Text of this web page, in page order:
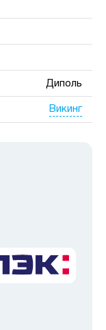
Диполь
Викинг